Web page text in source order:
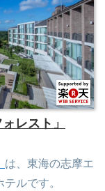
レスト」
は、東海の志摩エ
ルです。